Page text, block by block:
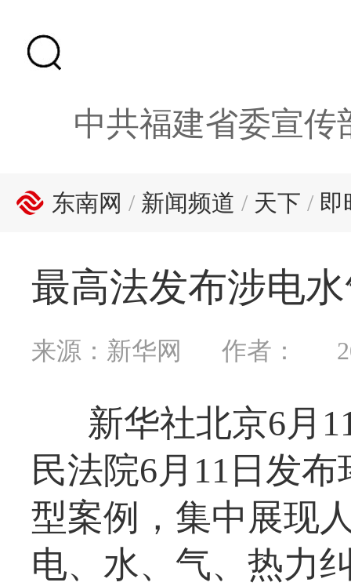
中共福建省委宣传
东南网 / 新闻频道 / 天下 / 即
最高法发布涉电
来源：新华网 作者：
新华社北京6月
民法院6月11日发
型案例，集中展现
电、水、气、热力